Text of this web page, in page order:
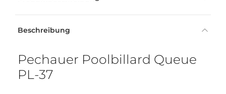
Beschreibung
Pechauer Poolbillard Queue
PL-37